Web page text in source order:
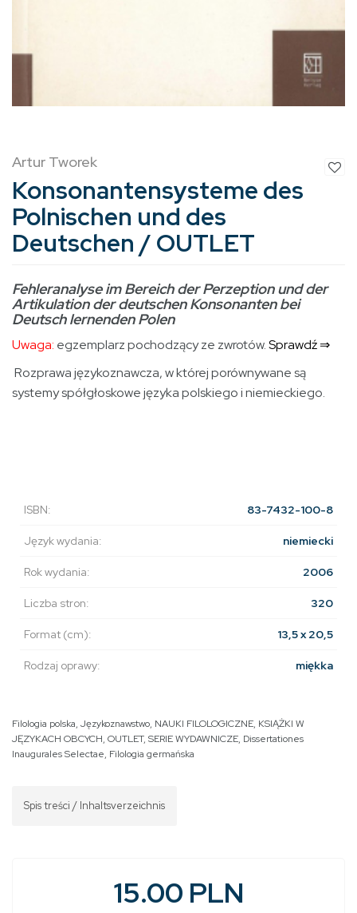
Artur Tworek
Konsonantensysteme des
Polnischen und des
Deutschen / OUTLET
Fehleranalyse im Bereich der Perzeption und der
Artikulation der deutschen Konsonanten bei
Deutsch lernenden Polen
Uwaga: egzemplarz pochodzący ze zwrotów.Sprawdź ⇒
Rozprawa językoznawcza, w której porównywane są
systemy spółgłoskowe języka polskiego i niemieckiego.
ISBN: 83-7432-100-8
Język wydania: niemiecki
Rok wydania: 2006
Liczba stron: 320
Format (cm): 13,5 x 20,5
Rodzaj oprawy: miękka
Filologia polska, Językoznawstwo, NAUKI FILOLOGICZNE, KSIĄŻKI W
JĘZYKACH OBCYCH, OUTLET, SERIE WYDAWNICZE, Dissertationes
Inaugurales Selectae, Filologia germańska
Spis treści / Inhaltsverzeichnis
15.00 PLN